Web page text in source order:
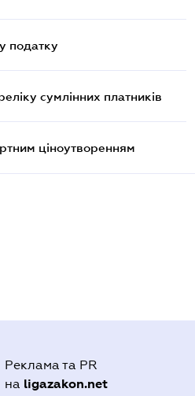
податку
сумлінних платників
ціноутворенням
Реклама та PR
на ligazakon.net